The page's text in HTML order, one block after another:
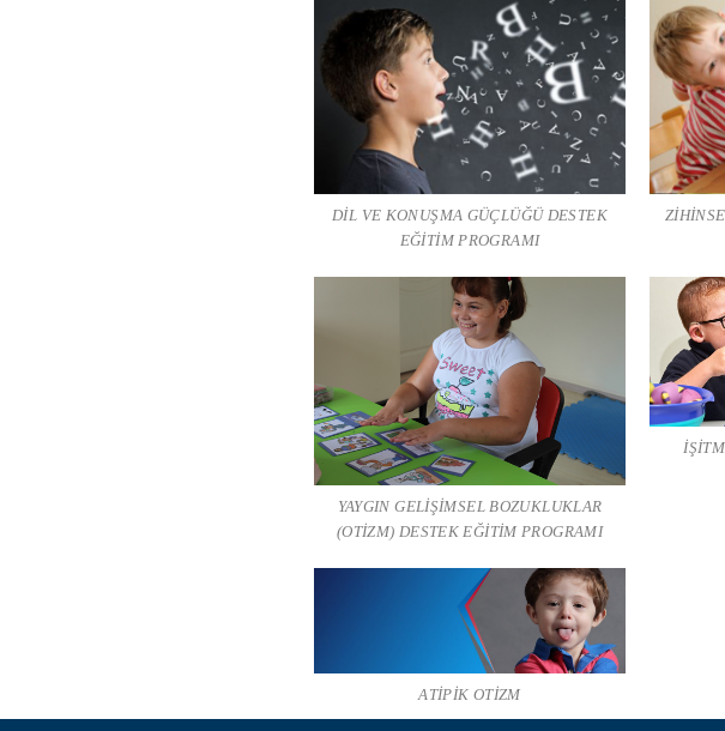
DİL VE KONUŞMA GÜÇLÜĞÜ DESTEK
EĞİTİM PROGRAMI
YAYGIN GELİŞİMSEL BOZUKLUKLAR
(OTİZM) DESTEK EĞİTİM PROGRAMI
ATİPİK OTİZM